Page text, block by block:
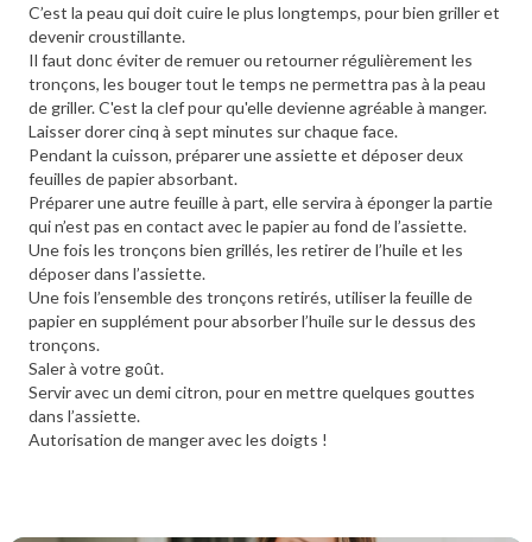
C’est la peau qui doit cuire le plus longtemps, pour bien griller et
devenir croustillante.
Il faut donc éviter de remuer ou retourner régulièrement les
tronçons, les bouger tout le temps ne permettra pas à la peau
de griller. C'est la clef pour qu'elle devienne agréable à manger.
Laisser dorer cinq à sept minutes sur chaque face.
Pendant la cuisson, préparer une assiette et déposer deux
feuilles de papier absorbant.
Préparer une autre feuille à part, elle servira à éponger la partie
qui n’est pas en contact avec le papier au fond de l’assiette.
Une fois les tronçons bien grillés, les retirer de l’huile et les
déposer dans l’assiette.
Une fois l’ensemble des tronçons retirés, utiliser la feuille de
papier en supplément pour absorber l’huile sur le dessus des
tronçons.
Saler à votre goût.
Servir avec un demi citron, pour en mettre quelques gouttes
dans l’assiette.
Autorisation de manger avec les doigts !